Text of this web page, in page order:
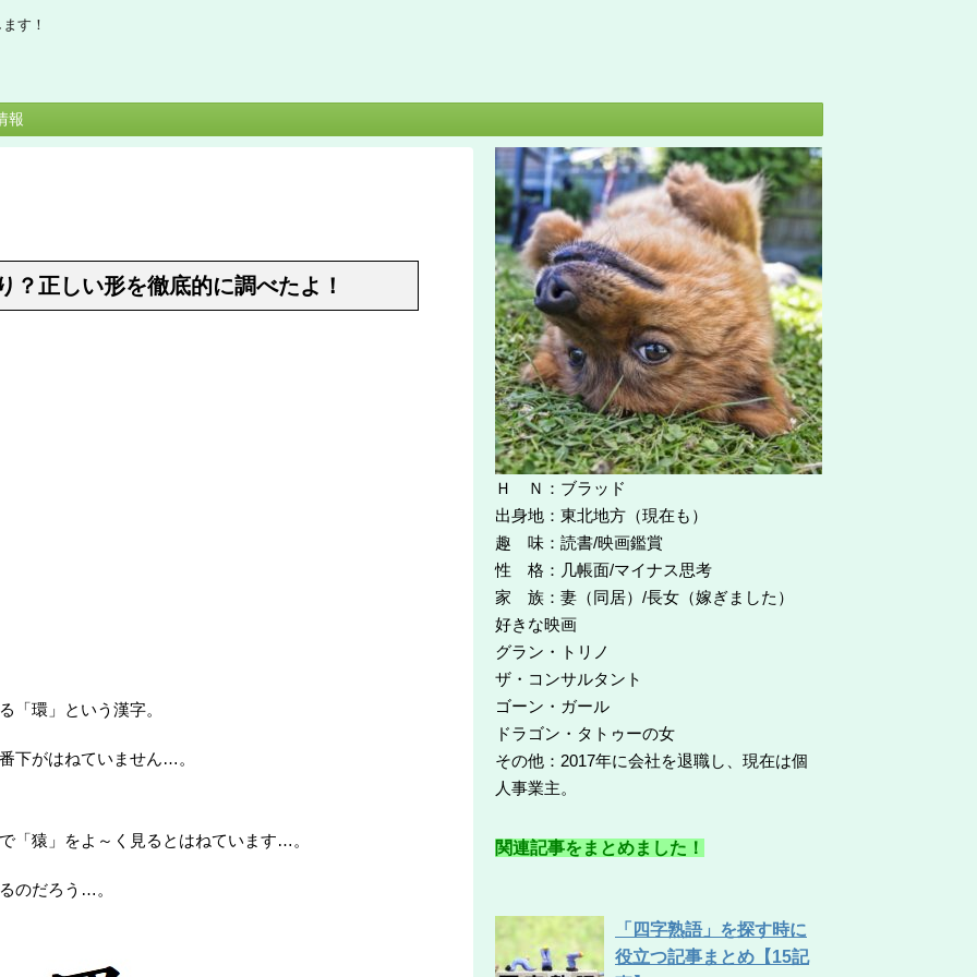
す！
報
？正しい形を徹底的に調べたよ！
「環」という漢字。
下がはねていません…。
「猿」をよ～く見るとはねています…。
のだろう…。
Ｈ Ｎ：ブラッド
出身地：東北地方（現在も）
趣 味：読書/映画鑑賞
性 格：几帳面/マイナス思考
家 族：妻（同居）/長女（嫁ぎました）
好きな映画
グラン・トリノ
ザ・コンサルタント
ゴーン・ガール
ドラゴン・タトゥーの女
その他：2017年に会社を退職し、現在は個
人事業主。
関連記事をまとめました！
「四字熟語」を探す時に
役立つ記事まとめ【15記